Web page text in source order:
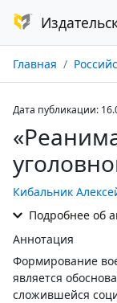
Главная Российский
Дата публикации:
Кибальник
Подробнее об
Аннотация
Формирование
является
сложившейся